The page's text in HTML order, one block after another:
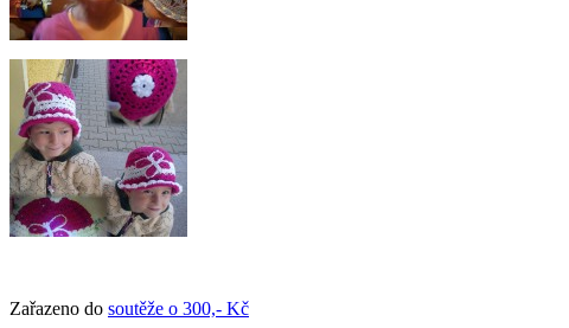
Zařazeno do soutěže o 300,- Kč